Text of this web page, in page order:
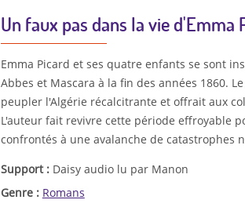
Un faux pas dans la vie d'Emma
Emma Picard et ses quatre enfants se sont
Abbes et Mascara à la fin des années 1860.
peupler l'Algérie récalcitrante et offrait aux
L'auteur fait revivre cette période effroyable
confrontés à une avalanche de catastrophes
Support : Daisy audio lu par Manon
Genre : Romans